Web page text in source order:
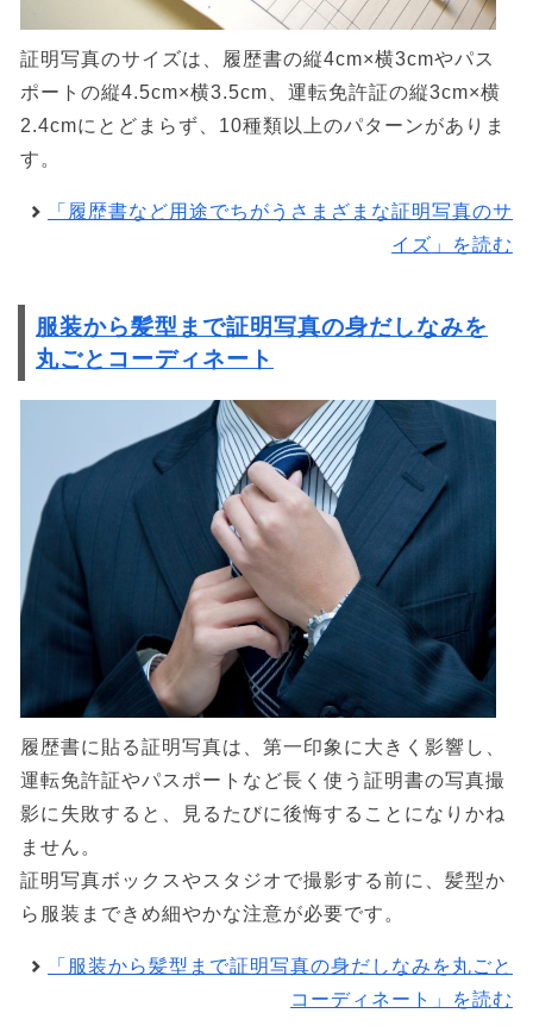
証明写真のサイズは、履歴書の縦4cm×横3cmやパス
ポートの縦4.5cm×横3.5cm、運転免許証の縦3cm×横
2.4cmにとどまらず、10種類以上のパターンがありま
す。
「履歴書など用途でちがうさまざまな証明写真のサ
イズ」を読む
服装から髪型まで証明写真の身だしなみを
丸ごとコーディネート
履歴書に貼る証明写真は、第一印象に大きく影響し、
運転免許証やパスポートなど長く使う証明書の写真撮
影に失敗すると、見るたびに後悔することになりかね
ません。
証明写真ボックスやスタジオで撮影する前に、髪型か
ら服装まできめ細やかな注意が必要です。
「服装から髪型まで証明写真の身だしなみを丸ごと
コーディネート」を読む